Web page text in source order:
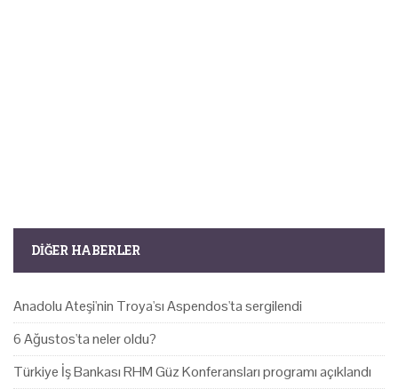
DIĞER HABERLER
Anadolu Ateşi'nin Troya'sı Aspendos'ta sergilendi
6 Ağustos'ta neler oldu?
Türkiye İş Bankası RHM Güz Konferansları programı açıklandı